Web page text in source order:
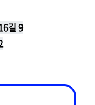
길 9